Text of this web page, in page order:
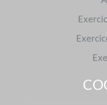
Identifiez-vous